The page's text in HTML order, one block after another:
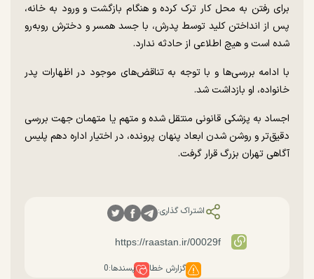
برای رفتن به محل کار ترک کرده و هنگام بازگشت و ورود به خانه،
پس از انداختن کلید توسط پدرش، با جسد همسر و دخترش روبه‌رو
شده است و هیچ اطلاعی از حادثه ندارد.
با ادامه بررسی‌ها و با توجه به تناقض‌های موجود در اظهارات پدر
خانواده، او بازداشت شد.
اجساد به پزشکی قانونی منتقل شده و متهم یا متهمان جهت بررسی
دقیق‌تر و روشن شدن ابعاد پنهان پرونده، در اختیار اداره دهم پلیس
آگاهی تهران بزرگ قرار گرفت.
اشتراک گذاری:
گزارش خطا پسندها:0